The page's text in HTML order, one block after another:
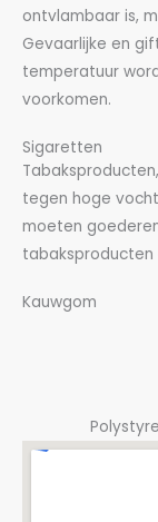
ontvlambaar is,
Gevaarlijke en
temperatuur
voorkomen.
Sigaretten
tegen hoge
moeten
Kauwgom